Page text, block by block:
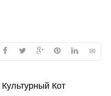
Культурный Кот